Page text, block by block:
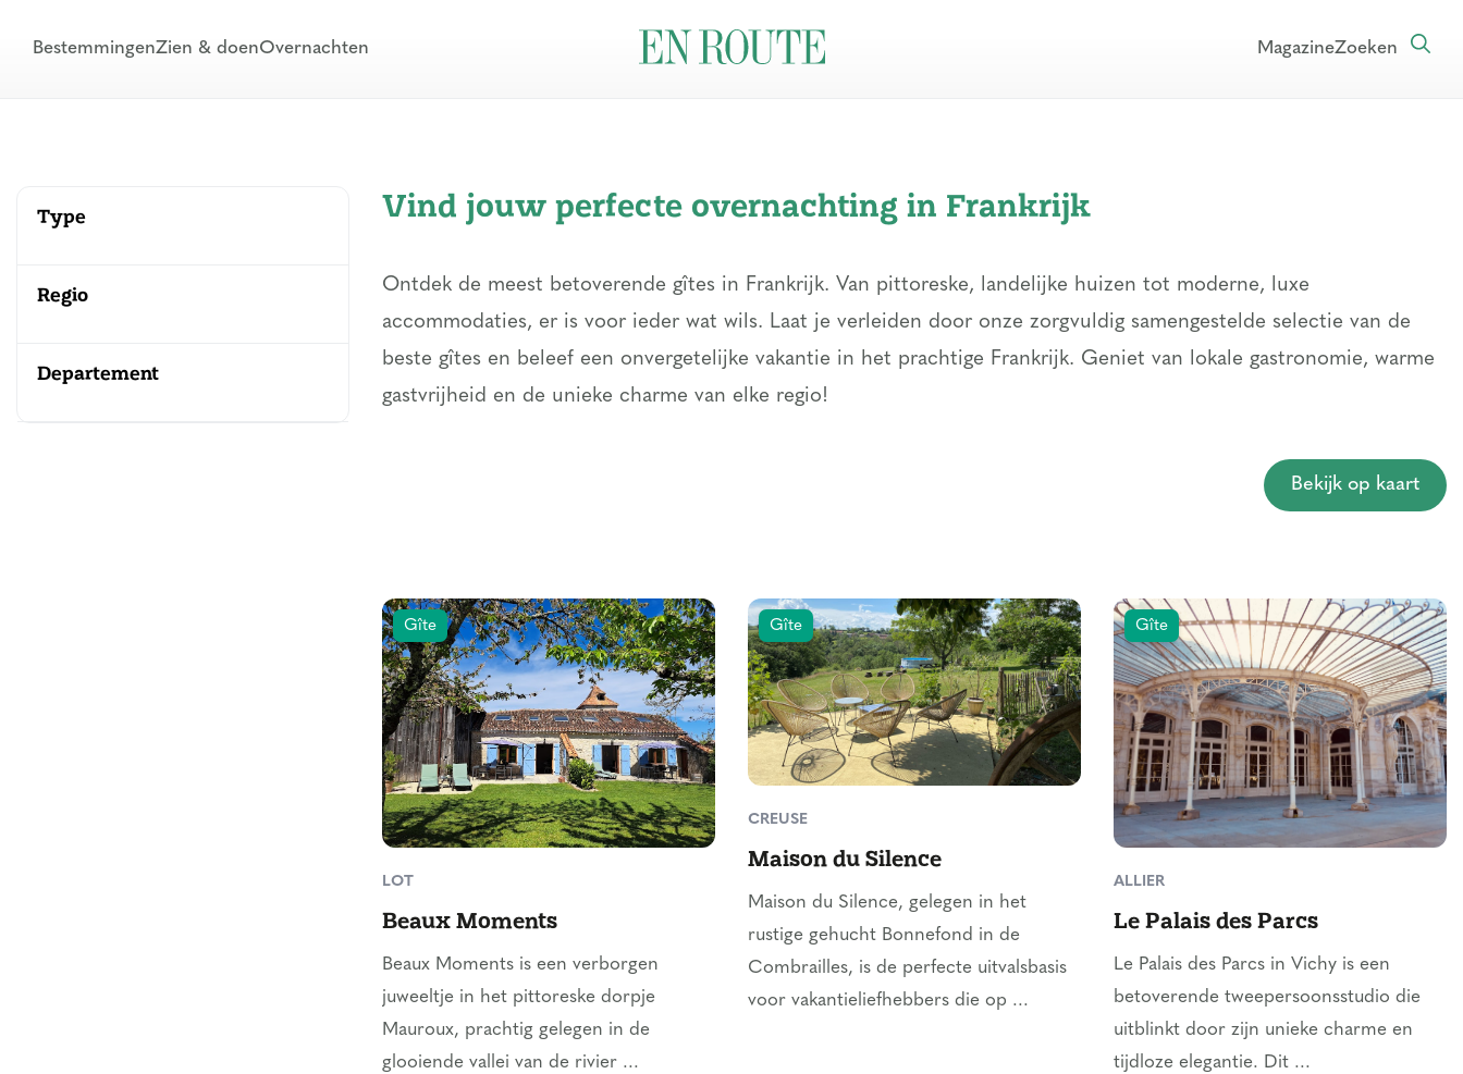
BestemmingenZien & doenOvernachten MagazineZoeken
Type
Regio
Departement
Vind jouw perfecte overnachting in Frankrijk
Ontdek de meest betoverende gîtes in Frankrijk. Van pittoreske, landelijke huizen tot moderne, luxe
accommodaties, er is voor ieder wat wils. Laat je verleiden door onze zorgvuldig samengestelde selectie van de
beste gîtes en beleef een onvergetelijke vakantie in het prachtige Frankrijk. Geniet van lokale gastronomie, warme
gastvrijheid en de unieke charme van elke regio!
Bekijk op kaart
Gîte
LOT
Beaux Moments
Beaux Moments is een verborgen
juweeltje in het pittoreske dorpje
Mauroux, prachtig gelegen in de
glooiende vallei van de rivier ...
Gîte
CREUSE
Maison du Silence
Maison du Silence, gelegen in het
rustige gehucht Bonnefond in de
Combrailles, is de perfecte uitvalsbasis
voor vakantieliefhebbers die op ...
Gîte
ALLIER
Le Palais des Parcs
Le Palais des Parcs in Vichy is een
betoverende tweepersoonsstudio die
uitblinkt door zijn unieke charme en
tijdloze elegantie. Dit ...